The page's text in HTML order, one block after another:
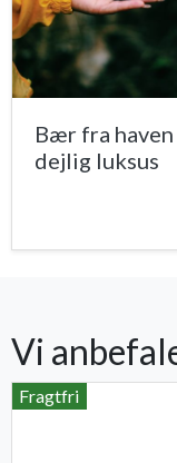
Bær fra haven
dejlig luksus
Vi
Fragtfri